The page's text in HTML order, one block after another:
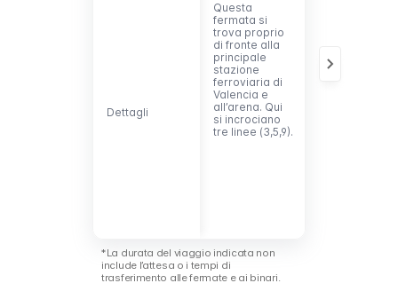
Dettagli
Dettagli
Questa
fermata si
trova proprio
di fronte alla
principale
stazione
ferroviaria di
Valencia e
all’arena. Qui
si incrociano
tre linee (3,5,9).
al centro
storico della
*La durata del viaggio indicata non
include l’attesa o i tempi di
trasferimento alle fermate e ai binari.